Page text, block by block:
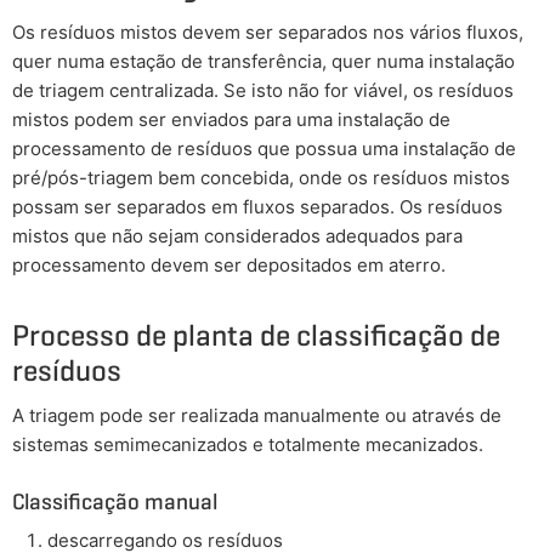
Os resíduos mistos devem ser separados nos vários fluxos,
quer numa estação de transferência, quer numa instalação
de triagem centralizada. Se isto não for viável, os resíduos
mistos podem ser enviados para uma instalação de
processamento de resíduos que possua uma instalação de
pré/pós-triagem bem concebida, onde os resíduos mistos
possam ser separados em fluxos separados. Os resíduos
mistos que não sejam considerados adequados para
processamento devem ser depositados em aterro.
Processo de planta de classificação de
resíduos
A triagem pode ser realizada manualmente ou através de
sistemas semimecanizados e totalmente mecanizados.
Classificação manual
descarregando os resíduos